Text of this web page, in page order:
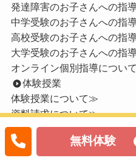
無料体験
発達障害のお子さんへの指
中学受験のお子さんへの指
高校受験のお子さんへの指
大学受験のお子さんへの指
オンライン個別指導につい
体験授業
体験授業について≫
資料請求について≫
お申込みフォーム≫
ご家庭からの喜びの声 ・